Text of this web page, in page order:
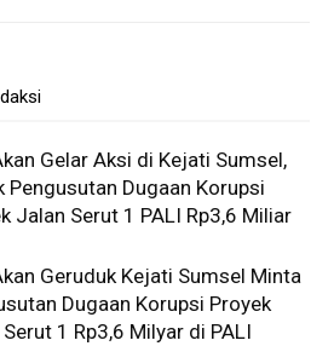
Gelar Aksi di Kejati Sumsel,
Pengusutan Dugaan Korupsi
Jalan Serut 1 PALI Rp3,6 Miliar
Geruduk Kejati Sumsel Minta
Dugaan Korupsi Proyek
1 Rp3,6 Milyar di PALI